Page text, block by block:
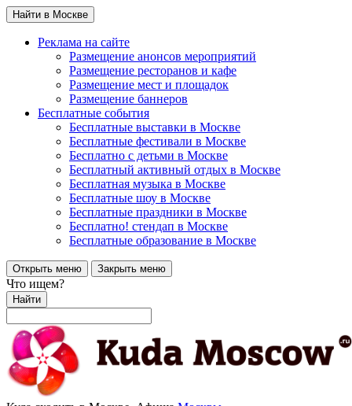
Найти в Москве
Реклама на сайте
Размещение анонсов мероприятий
Размещение ресторанов и кафе
Размещение мест и площадок
Размещение баннеров
Бесплатные события
Бесплатные выставки в Москве
Бесплатные фестивали в Москве
Бесплатно с детьми в Москве
Бесплатный активный отдых в Москве
Бесплатная музыка в Москве
Бесплатные шоу в Москве
Бесплатные праздники в Москве
Бесплатно! стендап в Москве
Бесплатные образование в Москве
Открыть меню Закрыть меню
Что ищем?
Найти